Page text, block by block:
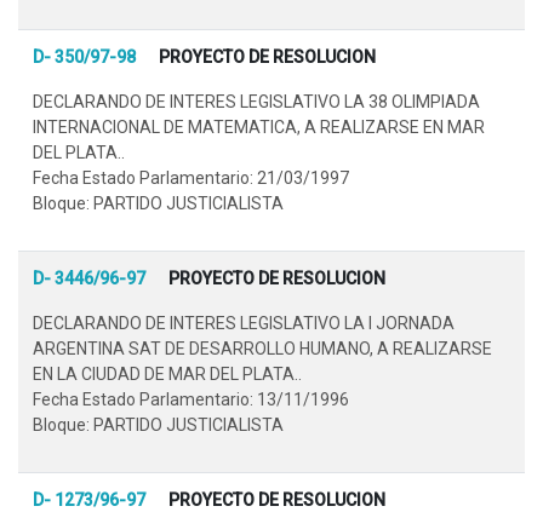
D- 350/97-98 PROYECTO DE RESOLUCION
DECLARANDO DE INTERES LEGISLATIVO LA 38 OLIMPIADA
INTERNACIONAL DE MATEMATICA, A REALIZARSE EN MAR
DEL PLATA..
Fecha Estado Parlamentario: 21/03/1997
Bloque: PARTIDO JUSTICIALISTA
D- 3446/96-97 PROYECTO DE RESOLUCION
DECLARANDO DE INTERES LEGISLATIVO LA I JORNADA
ARGENTINA SAT DE DESARROLLO HUMANO, A REALIZARSE
EN LA CIUDAD DE MAR DEL PLATA..
Fecha Estado Parlamentario: 13/11/1996
Bloque: PARTIDO JUSTICIALISTA
D- 1273/96-97 PROYECTO DE RESOLUCION